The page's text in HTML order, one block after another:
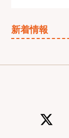
新着情報